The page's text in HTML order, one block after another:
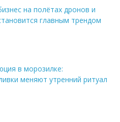
на полётах дронов и
главным трендом
в морозилке:
меняют утренний ритуал